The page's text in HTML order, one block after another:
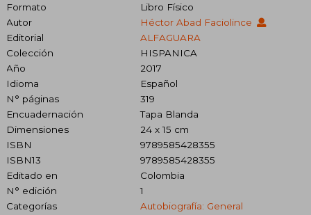
Formato
Libro Físico
Autor
Héctor Abad Faciolince
Editorial
ALFAGUARA
Colección
HISPANICA
Año
2017
Idioma
Español
N° páginas
319
Encuadernación
Tapa Blanda
Dimensiones
24 x 15 cm
ISBN
9789585428355
ISBN13
9789585428355
Editado en
Colombia
N° edición
1
Categorías
Autobiografía: General